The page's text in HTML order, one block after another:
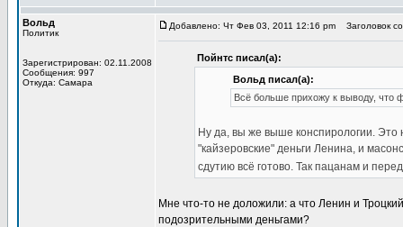
Вольд
Политик
Зарегистрирован: 02.11.2008
Сообщения: 997
Откуда: Самара
Добавлено: Чт Фев 03, 2011 12:16 pm Заголовок
Пойнтс писал(а):
Вольд писал(а):
Всё больше прихожу к выводу, что
Ну да, вы же выше конспирологии. Это
"кайзеровские" деньги Ленина, и
сдутию всё готово. Так пацанам и
Мне что-то не доложили: а что Ленин и
подозрительными деньгами?